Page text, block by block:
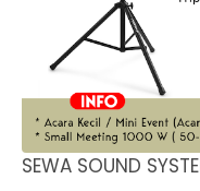
SEWA SOUND